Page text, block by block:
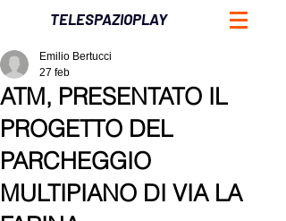
TELESPAZIOPLAY
ATM, PRESENTATO IL
PROGETTO DEL
PARCHEGGIO
MULTIPIANO DI VIA LA
Emilio Bertucci
27 feb